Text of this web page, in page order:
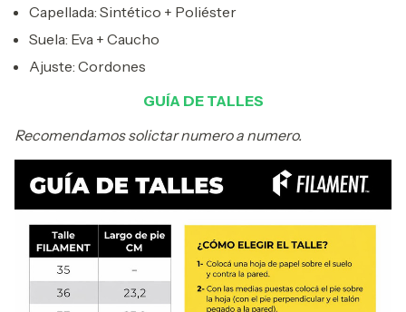
Capellada: Sintético + Poliéster
Suela: Eva + Caucho
Ajuste: Cordones
GUÍA DE TALLES
Recomendamos solictar numero a numero.